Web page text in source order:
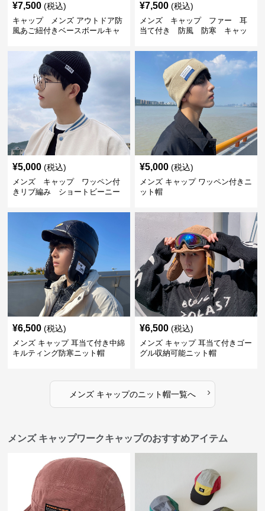
¥7,500 (税込)
キャップ メンズ アウトドア防
風あご紐付きベースボールキャ
¥7,500 (税込)
メンズ キャップ ファー 耳
当て付き 防風 防寒 キャッ
¥5,000 (税込)
メンズ キャップ ワッペン付
きリブ編み ショートビーニー
¥5,000 (税込)
メンズ キャップ ワッペン付きニ
ット帽
¥6,500 (税込)
メンズ キャップ 耳当て付き中綿
キルティング防寒ニット帽
¥6,500 (税込)
メンズ キャップ 耳当て付きゴー
グル収納可能ニット帽
メンズ キャップのニット帽一覧へ ›
メンズ キャップワークキャップのおすすめアイテム